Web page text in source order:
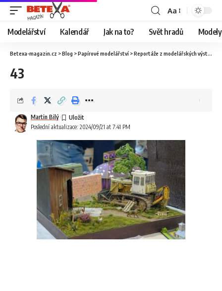
Aa
Modelářství Kalendář Jak na to? Svět hradů
Betexa-magazin.cz >Blog >Papírové modelářství >Reportáže z modelářských výstav
43
Poslední aktualizace: 2024/09/21 at 7:41 PM
Martin Bilý